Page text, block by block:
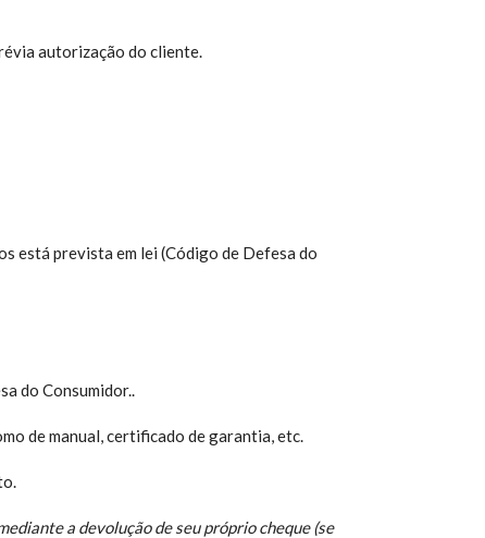
autorização do cliente.
está prevista em lei (Código de Defesa do
do Consumidor..
de manual, certificado de garantia, etc.
a devolução de seu próprio cheque (se